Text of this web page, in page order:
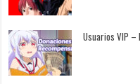
Usuarios VIP –